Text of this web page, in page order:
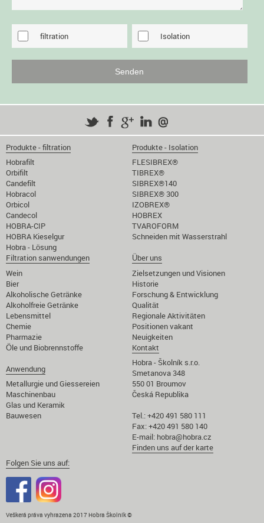
filtration Isolation
Produkte - filtration
Hobrafilt
Orbifilt
Candefilt
Hobracol
Orbicol
Candecol
HOBRA-CIP
HOBRA Kieselgur
Hobra - Lösung
Produkte - Isolation
FLESIBREX®
TIBREX®
SIBREX®140
SIBREX® 300
IZOBREX®
HOBREX
TVAROFORM
Schneiden mit Wasserstrahl
Filtration sanwendungen
Wein
Bier
Alkoholische Getränke
Alkoholfreie Getränke
Lebensmittel
Chemie
Pharmazie
Öle und Biobrennstoffe
Anwendung
Metallurgie und Giessereien
Maschinenbau
Glas und Keramik
Bauwesen
Über uns
Zielsetzungen und Visionen
Historie
Forschung & Entwicklung
Qualität
Regionale Aktivitäten
Positionen vakant
Neuigkeiten
Kontakt
Hobra - Školník s.r.o.
Smetanova 348
550 01 Broumov
Česká Republika
Tel.: +420 491 580 111
Fax: +420 491 580 140
E-mail: hobra@hobra.cz
Finden uns auf der karte
Folgen Sie uns auf:
Veškerá práva vyhrazena 2017 Hobra Školník ©